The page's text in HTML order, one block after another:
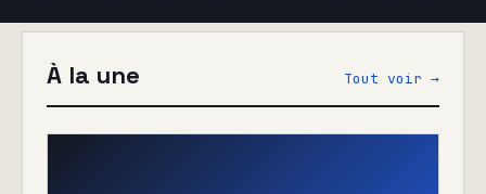
À la une Tout voir →